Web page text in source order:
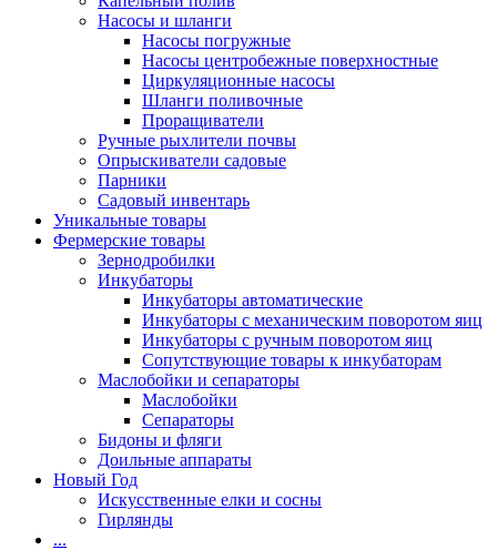
Насосы и шланги
Насосы погружные
Насосы центробежные поверхностные
Циркуляционные насосы
Шланги поливочные
Проращиватели
Ручные рыхлители почвы
Опрыскиватели садовые
Парники
Садовый инвентарь
Уникальные товары
Фермерские товары
Зернодробилки
Инкубаторы
Инкубаторы автоматические
Инкубаторы с механическим поворотом яиц
Инкубаторы с ручным поворотом яиц
Сопутствующие товары к инкубаторам
Маслобойки и сепараторы
Маслобойки
Сепараторы
Бидоны и фляги
Доильные аппараты
Новый Год
Искусственные елки и сосны
Гирлянды
...